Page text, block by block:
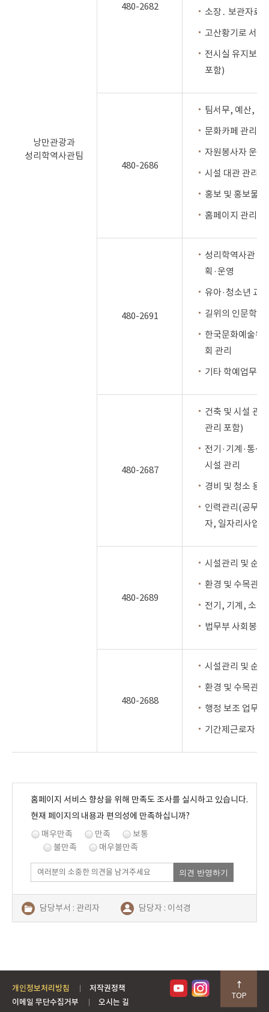
낭만관광과
성리학역사관팀
480-2682
소장․ 보관자료
고산황기로 서예
전시실 유지보
포함)
480-2686
팀서무, 예산, 회
문화카페 관리
자원봉사자 운영
시설 대관 관리
홍보 및 홍보물
홈페이지 관리
480-2691
성리학역사관 교
획·운영
유아·청소년 교
길위의 인문학·
한국문화예술위
회 관리
기타 학예업무
480-2687
건축 및 시설 관
관리 포함)
전기·기계·통신
시설 관리
경비 및 청소 용
인력관리(공무
자, 일자리사업)
480-2689
시설관리 및 순찰
환경 및 수목관리
전기, 기계, 소방
법무부 사회봉사
480-2688
시설관리 및 순찰
환경 및 수목관리
행정 보조 업무(
기간제근로자 및
홈페이지 서비스 향상을 위해 만족도 조사를 실시하고 있습니다.
현재 페이지의 내용과 편의성에 만족하십니까?
매우만족
만족
보통
불만족
매우불만족
의견 반영하기
담당부서 : 관리자 담당자 : 이석경
개인정보처리방침
저작권정책
이메일 무단수집거부
오시는 길
TOP